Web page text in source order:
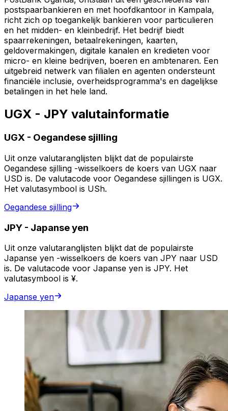
postspaarbankieren en met hoofdkantoor in Kampala,
richt zich op toegankelijk bankieren voor particulieren
en het midden- en kleinbedrijf. Het bedrijf biedt
spaarrekeningen, betaalrekeningen, kaarten,
geldovermakingen, digitale kanalen en kredieten voor
micro- en kleine bedrijven, boeren en ambtenaren. Een
uitgebreid netwerk van filialen en agenten ondersteunt
financiële inclusie, overheidsprogramma's en dagelijkse
betalingen in het hele land.
UGX - JPY valutainformatie
UGX - Oegandese sjilling
Uit onze valutaranglijsten blijkt dat de populairste
Oegandese sjilling -wisselkoers de koers van UGX naar
USD is. De valutacode voor Oegandese sjillingen is UGX.
Het valutasymbool is USh.
Oegandese sjilling
JPY - Japanse yen
Uit onze valutaranglijsten blijkt dat de populairste
Japanse yen -wisselkoers de koers van JPY naar USD
is. De valutacode voor Japanse yen is JPY. Het
valutasymbool is ¥.
Japanse yen